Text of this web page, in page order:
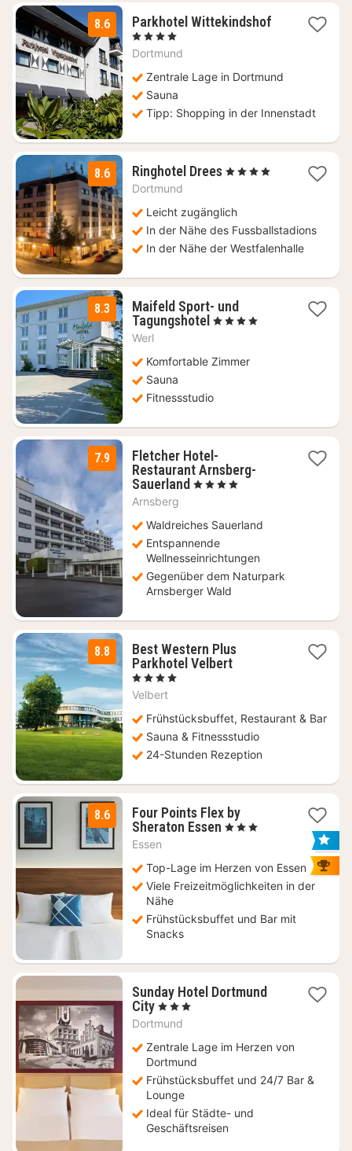
8.6 Parkhotel Wittekindshof1
€
, 4 Sterne
Dortmund
Zentrale Lage in Dortmund
Sauna
Tipp: Shopping in der Innenstadt
8.6 Ringhotel Drees1
131,15
€
, 4 Sterne
Dortmund
Leicht zugänglich
In der Nähe des Fussballstadions
In der Nähe der Westfalenhalle
8.3
Maifeld Sport- und
Tagungshotel 1
89
, 4 Sterne
Werl
Komfortable Zimmer
Sauna
Fitnessstudio
7.9
Fletcher Hotel-
Restaurant Arnsberg-
Sauerland 1
99
€
, 4 Sterne
Arnsberg
Waldreiches Sauerland
Entspannende
Wellnesseinrichtungen
Gegenüber dem Naturpark
Arnsberger Wald
8.8
Best Western Plus
Parkhotel Velbert1
€
, 4 Sterne
Velbert
Frühstücksbuffet, Restaurant & Bar
Sauna & Fitnessstudio
24-Stunden Rezeption
8.6
Four Points Flex by
Sheraton Essen 1
96,60
€
, 3 Sterne
Essen
Top-Lage im Herzen von Essen
Viele Freizeitmöglichkeiten in der
Nähe
Frühstücksbuffet und Bar mit
Snacks
Sunday Hotel Dortmund
City1
Nacht
61,15
€
, 3 Sterne
Dortmund
Zentrale Lage im Herzen von
Dortmund
Frühstücksbuffet und 24/7 Bar &
Lounge
Ideal für Städte- und
Geschäftsreisen